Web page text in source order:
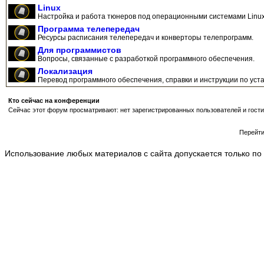
Linux
Настройка и работа тюнеров под операционными системами
Программа телепередач
Ресурсы расписания телепередач и конверторы телепрограмм.
Для программистов
Вопросы, связанные с разработкой программного обеспечения.
Локализация
Перевод программного обеспечения, справки и инструкции по
Кто сейчас на конференции
Сейчас этот форум просматривают: нет зарегистрированных пользователей и
Использование любых материалов с сайта допускается только